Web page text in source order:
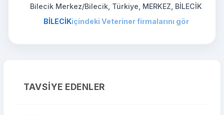
Bilecik Merkez/Bilecik, Türkiye, MERKEZ, BİLECİK
BİLECİKiçindeki Veteriner firmalarını gör
TAVSIYE EDENLER